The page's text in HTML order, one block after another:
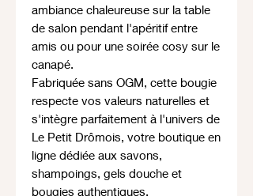
ambiance chaleureuse sur la table
de salon pendant l'apéritif entre
amis ou pour une soirée cosy sur le
canapé.
Fabriquée sans OGM, cette bougie
respecte vos valeurs naturelles et
s'intègre parfaitement à l'univers de
Le Petit Drômois, votre boutique en
ligne dédiée aux savons,
shampoings, gels douche et
bougies authentiques.